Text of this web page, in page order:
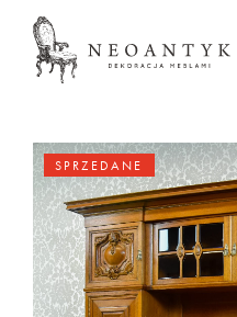
SPRZEDANE